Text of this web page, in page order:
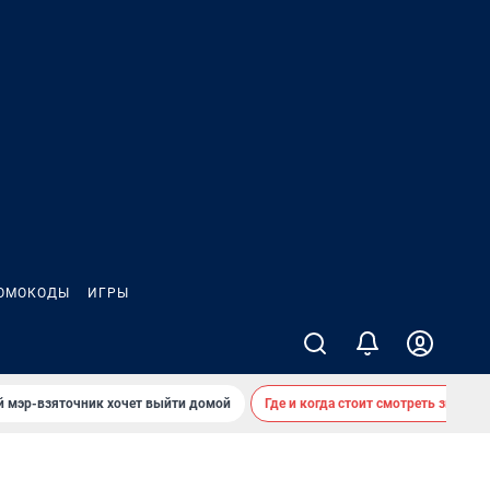
ИГРЫ
мэр-взяточник хочет выйти домой Где и когда стоит смотреть